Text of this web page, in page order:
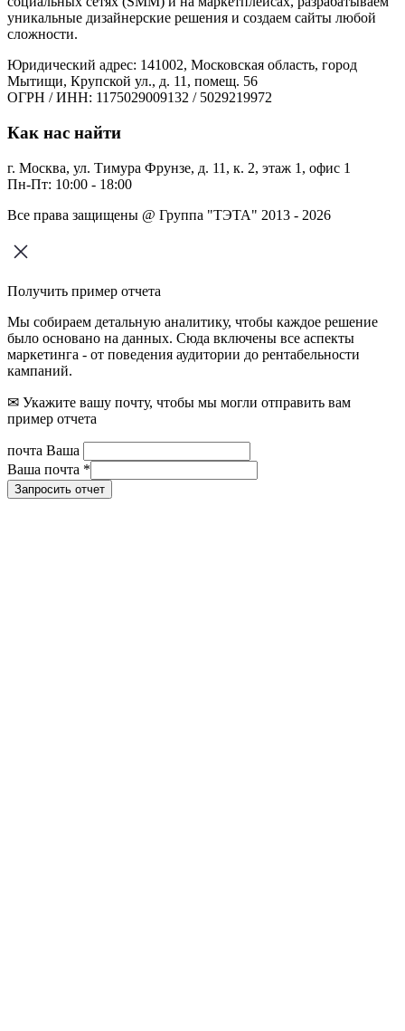
уникальные дизайнерские решения и создаем сайты любой
сложности.
Юридический адрес: 141002, Московская область, город
Мытищи, Крупской ул., д. 11, помещ. 56
ОГРН / ИНН: 1175029009132 / 5029219972
Как нас найти
г. Москва, ул. Тимура Фрунзе, д. 11, к. 2, этаж 1, офис 1
Пн-Пт: 10:00 - 18:00
Все права защищены @ Группа "ТЭТА" 2013 - 2026
Получить пример отчета
Мы собираем детальную аналитику, чтобы каждое решение
было основано на данных. Сюда включены все аспекты
маркетинга - от поведения аудитории до рентабельности
кампаний.
✉ Укажите вашу почту, чтобы мы могли отправить вам
пример отчета
почта Ваша
Ваша почта *
Запросить отчет